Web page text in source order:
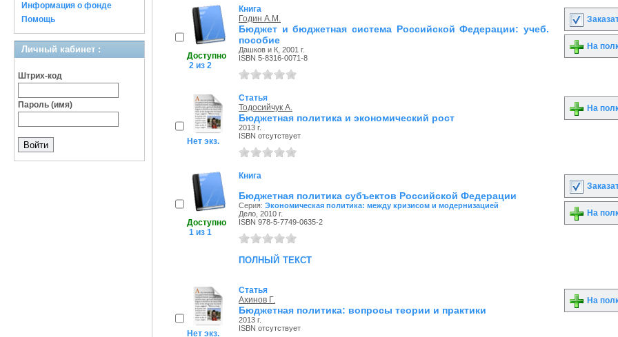
Информация о фонде
Помощь
Личный кабинет :
Штрих-код
Пароль (имя)
Доступно
2 из 2
Книга
Годин А.М.
Бюджет и бюджетная система Российской Федерации: учеб.
пособие
Дашков и К, 2001 г.
ISBN 5-8316-0071-8
На
Нет экз.
Статья
Тодосийчук А.
Бюджетная политика и экономический рост
2013 г.
ISBN отсутствует
На
Доступно
1 из 1
Книга
Бюджетная политика субъектов Российской Федерации
Серия: Экономическая политика: между кризисом и модернизацией
Дело, 2010 г.
ISBN 978-5-7749-0635-2
полный текст
На
Нет экз.
Статья
Ахинов Г.
Бюджетная политика: вопросы теории и практики
2013 г.
ISBN отсутствует
На